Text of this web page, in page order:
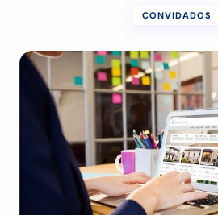
CONVIDADOS